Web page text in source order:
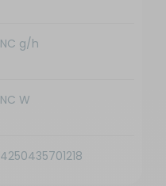
NC g/h
NC W
4250435701218